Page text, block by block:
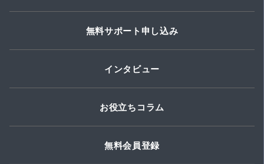
無料サポート申し込み
インタビュー
お役立ちコラム
無料会員登録